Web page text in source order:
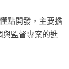
點開發，主要擔
與監督專案的進